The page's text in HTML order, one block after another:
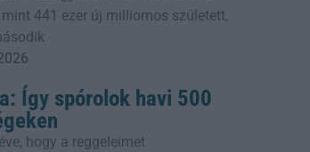
441 ezer új milliomos született,
Így spórolok havi 500
hogy a reggeleimet